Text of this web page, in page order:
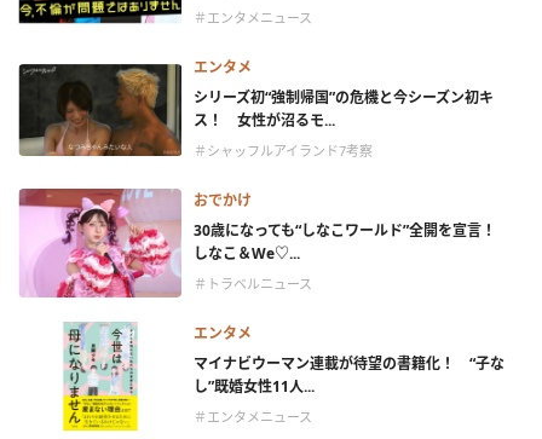
＃エンタメニュース
エンタメ
シリーズ初“強制帰国”の危機と今シーズン初キ
ス！ 女性が沼るモ...
＃シャッフルアイランド7考察
おでかけ
30歳になっても“しなこワールド”全開を宣言！
しなこ＆We♡...
＃トラベルニュース
エンタメ
マイナビウーマン連載が待望の書籍化！ “子な
し”既婚女性11人...
＃エンタメニュース